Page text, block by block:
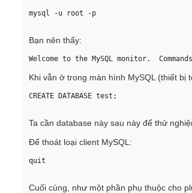
mysql -u root -p
Bạn nên thấy:
Welcome to the MySQL monitor.
Khi vẫn ở trong màn hình MySQL (thiết
CREATE DATABASE test;
Ta cần database này sau này để thử
Để thoát loại client MySQL:
quit
Cuối cùng, như một phần phụ thuộc cho